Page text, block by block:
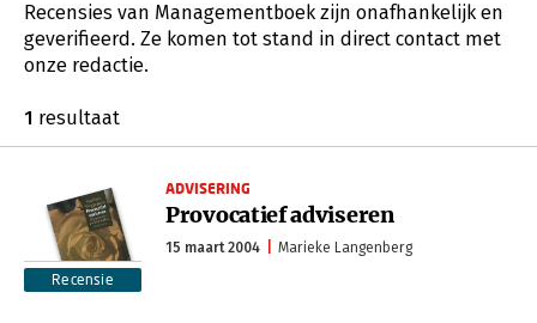
Recensies van Managementboek zijn onafhankelijk en
geverifieerd. Ze komen tot stand in direct contact met
onze redactie.
1 resultaat
Recensie
ADVISERING
Provocatief adviseren
15 maart 2004 Marieke Langenberg